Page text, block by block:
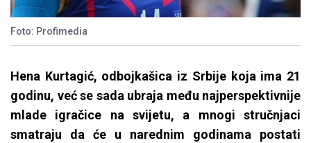
Foto: Profimedia
Hena Kurtagić, odbojkašica iz Srbije koja ima 21
godinu, već se sada ubraja među najperspektivnije
mlade igračice na svijetu, a mnogi stručnjaci
smatraju da će u narednim godinama postati